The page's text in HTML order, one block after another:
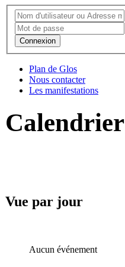
Connexion
Plan de Glos
Nous contacter
Les manifestations
Calendrier
Vue par jour
Aucun événement